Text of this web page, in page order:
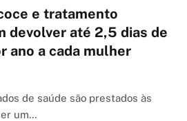
e tratamento
devolver até 2,5 dias de
ano a cada mulher
de saúde são prestados às
um…